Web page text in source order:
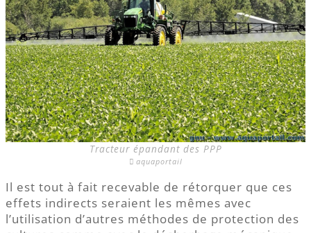
Tracteur épandant des PPP
aquaportail
Il est tout à fait recevable de rétorquer que ces
effets indirects seraient les mêmes avec
l’utilisation d’autres méthodes de protection des